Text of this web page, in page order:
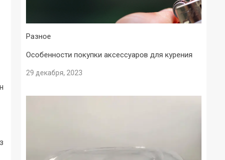
Разное
Особенности покупки аксессуаров для курения
29 декабря, 2023